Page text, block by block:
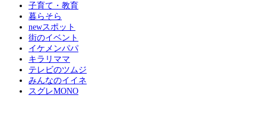
子育て・教育
暮らそら
newスポット
街のイベント
イケメンパパ
キラリママ
テレビのツムジ
みんなのイイネ
スグレMONO